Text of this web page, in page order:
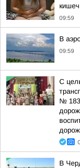
09:59
В
09:59
С
№ 183
В